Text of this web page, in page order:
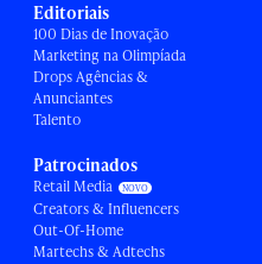
Editoriais
100 Dias de Inovação
Marketing na Olimpíada
Drops Agências &
Anunciantes
Talento
Patrocinados
Retail Media
Creators & Influencers
Out-Of-Home
Martechs & Adtechs